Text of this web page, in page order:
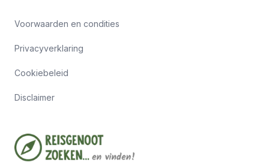
Voorwaarden en condities
Privacyverklaring
Cookiebeleid
Disclaimer